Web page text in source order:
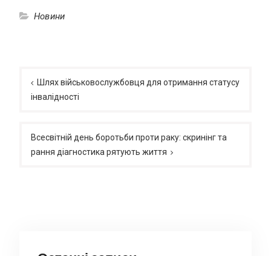
Новини
записів
Шлях військовослужбовця для отримання статусу
інвалідності
Всесвітній день боротьби проти раку: скринінг та
рання діагностика рятують життя